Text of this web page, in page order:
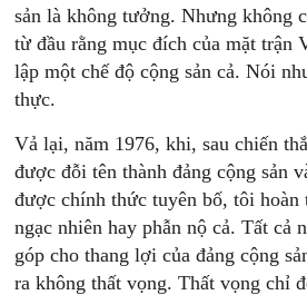
sản là không tưởng. Nhưng không
từ đầu rằng mục đích của mặt trận
lập một chế độ cộng sản cả. Nói
thực.
Vả lại, năm 1976, khi, sau chiến
được đỗi tên thành đảng cộng sản
được chính thức tuyên bố, tôi hoàn
ngạc nhiên hay phẫn nộ cả. Tất cả
góp cho thang lợi của đảng cộng
ra không thất vọng. Thất vọng chỉ